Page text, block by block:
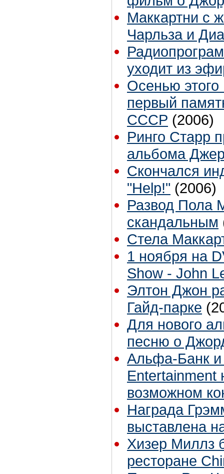
Маккартни с
Чарльза и
уходит из
Осенью этого
первый
СССР (2006)
Ринго Старр
альбома
Скончался
"Help!" (2006)
Развод Пола
скандальным
Стела
1 ноября на
Show - John
Элтон Джон
Гайд-парке
Для нового
песню о
Альфа-Банк и
Entertainment
возможном
Награда
выставлена
Хизер Миллз
ресторане